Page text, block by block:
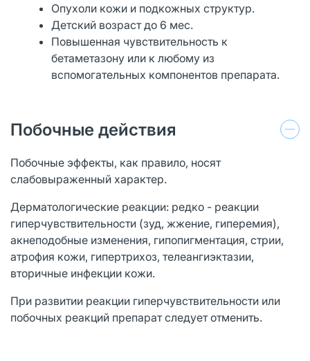
Опухоли кожи и подкожных структур.
Детский возраст до 6 мес.
Повышенная чувствительность к
бетаметазону или к любому из
вспомогательных компонентов препарата.
Побочные действия
Побочные эффекты, как правило, носят
слабовыраженный характер.
Дерматологические реакции: редко - реакции
гиперчувствительности (зуд, жжение, гиперемия),
акнеподобные изменения, гипопигментация, стрии,
атрофия кожи, гипертрихоз, телеангиэктазии,
вторичные инфекции кожи.
При развитии реакции гиперчувствительности или
побочных реакций препарат следует отменить.